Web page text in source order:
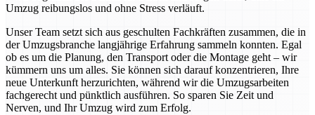
Umzug reibungslos und ohne Stress verläuft.
Unser Team setzt sich aus geschulten Fachkräften zusammen, die in
der Umzugsbranche langjährige Erfahrung sammeln konnten. Egal
ob es um die Planung, den Transport oder die Montage geht – wir
kümmern uns um alles. Sie können sich darauf konzentrieren, Ihre
neue Unterkunft herzurichten, während wir die Umzugsarbeiten
fachgerecht und pünktlich ausführen. So sparen Sie Zeit und
Nerven, und Ihr Umzug wird zum Erfolg.